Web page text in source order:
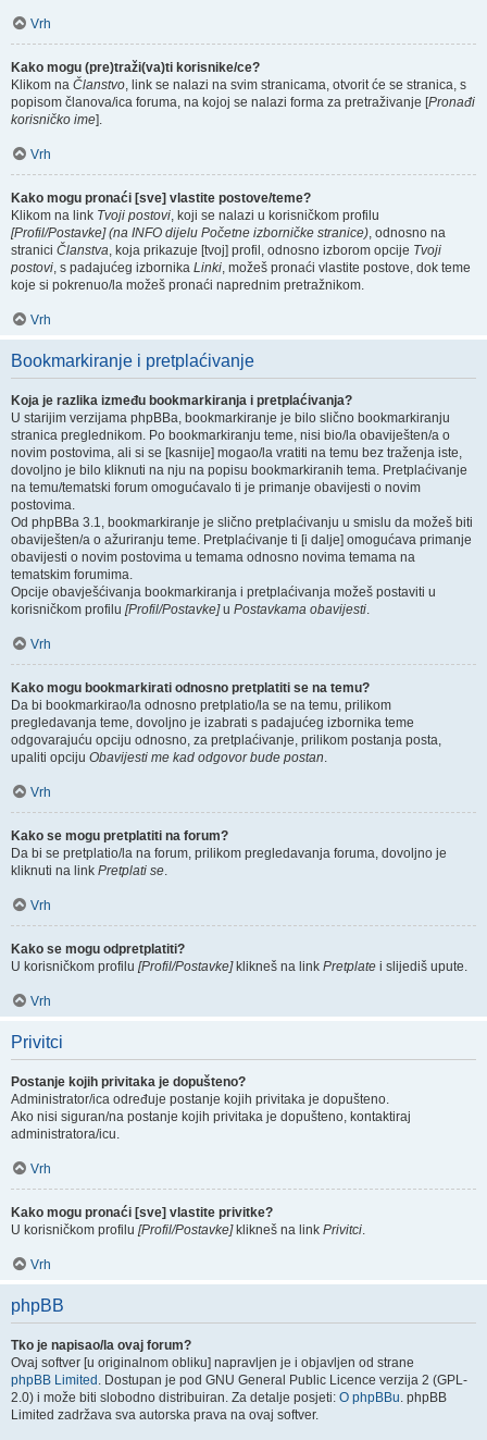
Vrh
Kako mogu (pre)traži(va)ti korisnike/ce?
Klikom na Članstvo, link se nalazi na svim stranicama, otvorit će se stranica, s
popisom članova/ica foruma, na kojoj se nalazi forma za pretraživanje [Pronađi
korisničko ime].
Vrh
Kako mogu pronaći [sve] vlastite postove/teme?
Klikom na link Tvoji postovi, koji se nalazi u korisničkom profilu
[Profil/Postavke] (na INFO dijelu Početne izborničke stranice), odnosno na
stranici Članstva, koja prikazuje [tvoj] profil, odnosno izborom opcije Tvoji
postovi, s padajućeg izbornika Linki, možeš pronaći vlastite postove, dok teme
koje si pokrenuo/la možeš pronaći naprednim pretražnikom.
Vrh
Bookmarkiranje i pretplaćivanje
Koja je razlika između bookmarkiranja i pretplaćivanja?
U starijim verzijama phpBBa, bookmarkiranje je bilo slično bookmarkiranju
stranica preglednikom. Po bookmarkiranju teme, nisi bio/la obaviješten/a o
novim postovima, ali si se [kasnije] mogao/la vratiti na temu bez traženja iste,
dovoljno je bilo kliknuti na nju na popisu bookmarkiranih tema. Pretplaćivanje
na temu/tematski forum omogućavalo ti je primanje obavijesti o novim
postovima.
Od phpBBa 3.1, bookmarkiranje je slično pretplaćivanju u smislu da možeš biti
obaviješten/a o ažuriranju teme. Pretplaćivanje ti [i dalje] omogućava primanje
obavijesti o novim postovima u temama odnosno novima temama na
tematskim forumima.
Opcije obavješćivanja bookmarkiranja i pretplaćivanja možeš postaviti u
korisničkom profilu [Profil/Postavke]u Postavkama obavijesti.
Vrh
Kako mogu bookmarkirati odnosno pretplatiti se na temu?
Da bi bookmarkirao/la odnosno pretplatio/la se na temu, prilikom
pregledavanja teme, dovoljno je izabrati s padajućeg izbornika teme
odgovarajuću opciju odnosno, za pretplaćivanje, prilikom postanja posta,
upaliti opciju Obavijesti me kad odgovor bude postan.
Vrh
Kako se mogu pretplatiti na forum?
Da bi se pretplatio/la na forum, prilikom pregledavanja foruma, dovoljno je
kliknuti na link Pretplati se.
Vrh
Kako se mogu odpretplatiti?
U korisničkom profilu [Profil/Postavke]klikneš na link Pretplate i slijediš upute.
Vrh
Privitci
Postanje kojih privitaka je dopušteno?
Administrator/ica određuje postanje kojih privitaka je dopušteno.
Ako nisi siguran/na postanje kojih privitaka je dopušteno, kontaktiraj
administratora/icu.
Vrh
Kako mogu pronaći [sve] vlastite privitke?
U korisničkom profilu [Profil/Postavke]klikneš na link Privitci.
Vrh
phpBB
Tko je napisao/la ovaj forum?
Ovaj softver [u originalnom obliku] napravljen je i objavljen od strane
phpBB Limited . Dostupan je pod GNU General Public Licence verzija 2 (GPL-
2.0) i može biti slobodno distribuiran. Za detalje posjeti: O phpBBu. phpBB
Limited zadržava sva autorska prava na ovaj softver.